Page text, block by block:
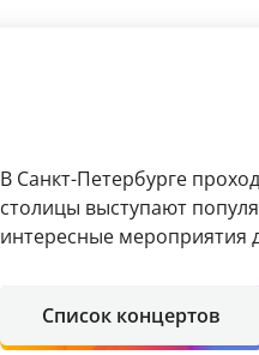
В Санкт-Петербурге
столицы выступают
интересные мероприятия
Список концертов